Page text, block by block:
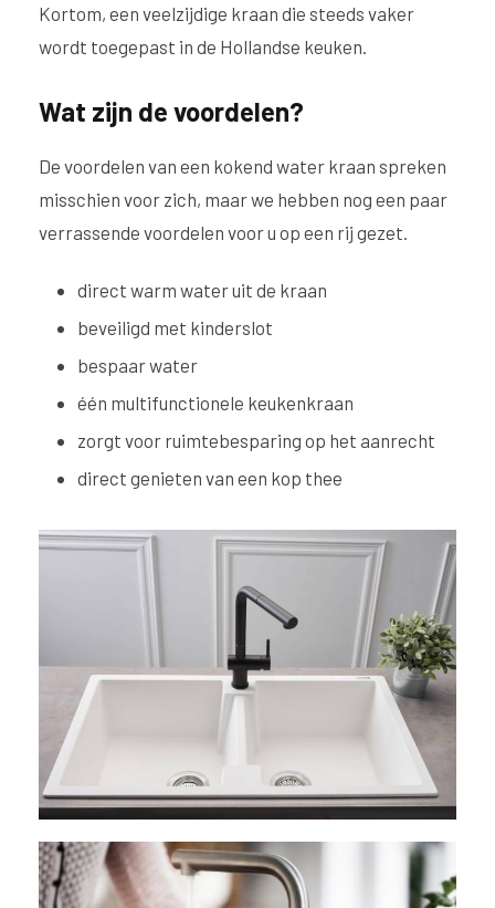
Kortom, een veelzijdige kraan die steeds vaker
wordt toegepast in de Hollandse keuken.
Wat zijn de voordelen?
De voordelen van een kokend water kraan spreken
misschien voor zich, maar we hebben nog een paar
verrassende voordelen voor u op een rij gezet.
direct warm water uit de kraan
beveiligd met kinderslot
bespaar water
één multifunctionele keukenkraan
zorgt voor ruimtebesparing op het aanrecht
direct genieten van een kop thee